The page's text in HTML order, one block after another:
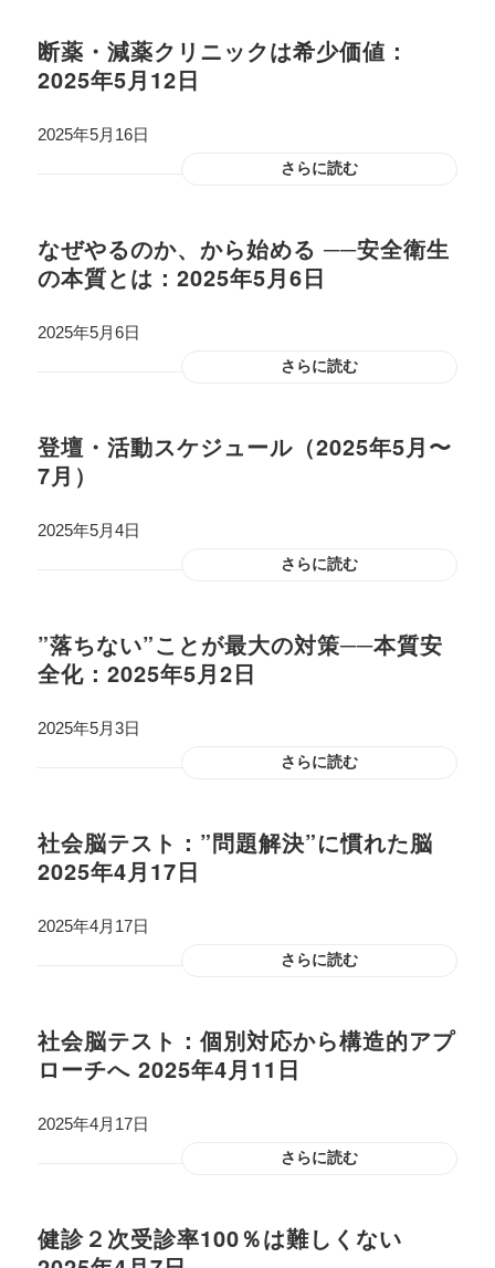
断薬・減薬クリニックは希少価値：
2025年5月12日
2025年5月16日
さらに読む
なぜやるのか、から始める ──安全衛生
の本質とは：2025年5月6日
2025年5月6日
さらに読む
登壇・活動スケジュール（2025年5月〜
7月）
2025年5月4日
さらに読む
”落ちない”ことが最大の対策──本質安
全化：2025年5月2日
2025年5月3日
さらに読む
社会脳テスト：”問題解決”に慣れた脳
2025年4月17日
2025年4月17日
さらに読む
社会脳テスト：個別対応から構造的アプ
ローチへ 2025年4月11日
2025年4月17日
さらに読む
健診２次受診率100％は難しくない